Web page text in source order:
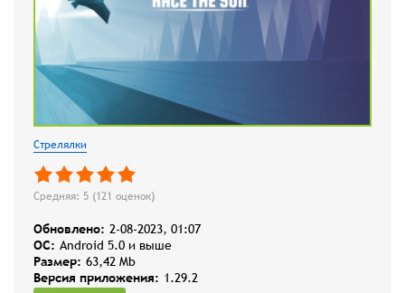
Стрелялки
Средняя: 5 (121 оценок)
Обновлено: 2-08-2023, 01:07
OC: Android 5.0 и выше
Размер: 63,42 Mb
Версия приложения: 1.29.2